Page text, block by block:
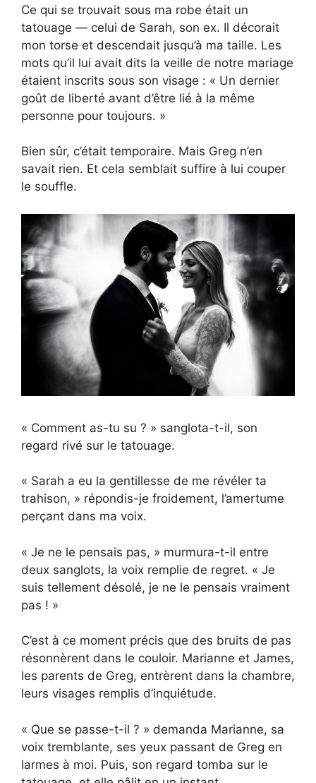
Ce qui se trouvait sous ma robe était un
tatouage — celui de Sarah, son ex. Il décorait
mon torse et descendait jusqu’à ma taille. Les
mots qu’il lui avait dits la veille de notre mariage
étaient inscrits sous son visage : « Un dernier
goût de liberté avant d’être lié à la même
personne pour toujours. »
Bien sûr, c’était temporaire. Mais Greg n’en
savait rien. Et cela semblait suffire à lui couper
le souffle.
« Comment as-tu su ? » sanglota-t-il, son
regard rivé sur le tatouage.
« Sarah a eu la gentillesse de me révéler ta
trahison, » répondis-je froidement, l’amertume
perçant dans ma voix.
« Je ne le pensais pas, » murmura-t-il entre
deux sanglots, la voix remplie de regret. « Je
suis tellement désolé, je ne le pensais vraiment
pas ! »
C’est à ce moment précis que des bruits de pas
résonnèrent dans le couloir. Marianne et James,
les parents de Greg, entrèrent dans la chambre,
leurs visages remplis d’inquiétude.
« Que se passe-t-il ? » demanda Marianne, sa
voix tremblante, ses yeux passant de Greg en
larmes à moi. Puis, son regard tomba sur le